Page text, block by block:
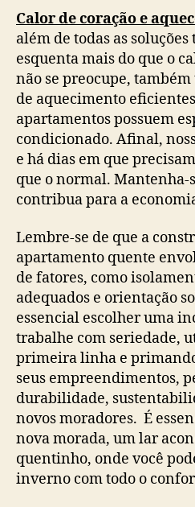
Calor de coração e
além de todas as
esquenta mais do que o
não se preocupe,
de aquecimento
apartamentos possuem
condicionado. Afinal,
e há dias em que
que o normal. Mantenha-
contribua para a
Lembre-se de que a
apartamento quente
de fatores, como
adequados e orientação
essencial escolher uma
trabalhe com seriedade,
primeira linha e
seus empreendimentos,
durabilidade,
novos moradores. É
nova morada, um lar
quentinho, onde você
inverno com todo o